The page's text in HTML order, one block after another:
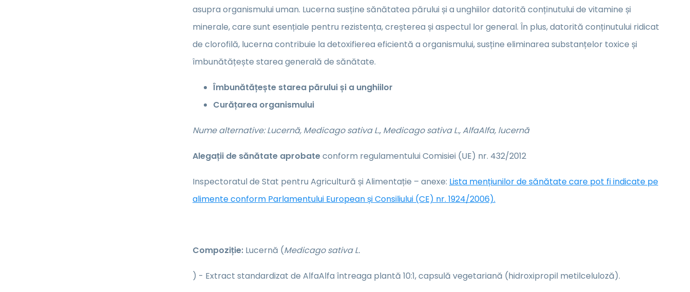
asupra organismului uman. Lucerna susține sănătatea părului și a unghiilor datorită conținutului de vitamine și
minerale, care sunt esențiale pentru rezistența, creșterea și aspectul lor general. În plus, datorită conținutului ridicat
de clorofilă, lucerna contribuie la detoxifierea eficientă a organismului, susține eliminarea substanțelor toxice și
îmbunătățește starea generală de sănătate.
Îmbunătățește starea părului și a unghiilor
Curățarea organismului
Nume alternative: Lucernă, Medicago sativa L., Medicago sativa L., AlfaAlfa, lucernă
Alegații de sănătate aprobateconform regulamentului Comisiei (UE) nr. 432/2012
Inspectoratul de Stat pentru Agricultură și Alimentație – anexe: Lista mențiunilor de sănătate care pot fi indicate pe
alimente conform Parlamentului European și Consiliului (CE) nr. 1924/2006).
Compoziție: Lucernă (Medicago sativa L.
) - Extract standardizat de AlfaAlfa întreaga plantă 10:1, capsulă vegetariană (hidroxipropil metilceluloză).